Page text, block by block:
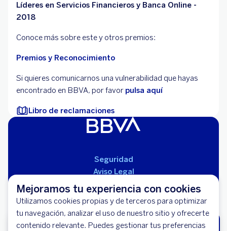
Mejoramos tu experiencia con cookies
Utilizamos cookies propias y de terceros para optimizar
tu navegación, analizar el uso de nuestro sitio y ofrecerte
contenido relevante. Puedes gestionar tus preferencias
¿Aún no eres cliente BBVA?
Líderes en Servicios Financieros y Banca Online -
2018
Conoce más sobre este y otros premios:
Premios y Reconocimiento
Si quieres comunicarnos una vulnerabilidad que hayas
encontrado en BBVA, por favor pulsa aquí
Libro de reclamaciones
Seguridad
Aviso Legal
Cláusulas Generales de Contratación
Mapa del Sitio
Libro de Reclamaciones
Llámanos (01) 595-0000